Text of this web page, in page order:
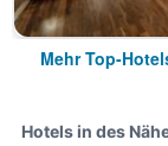
Mehr Top-
Hotels in des